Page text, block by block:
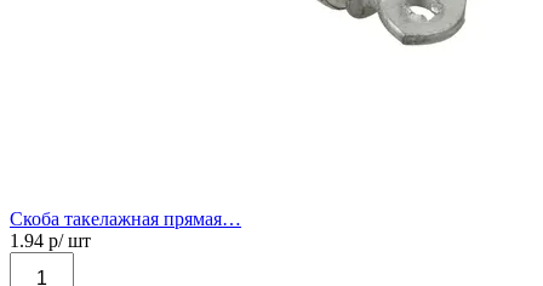
Скоба такелажная прямая…
1.94 р/ шт